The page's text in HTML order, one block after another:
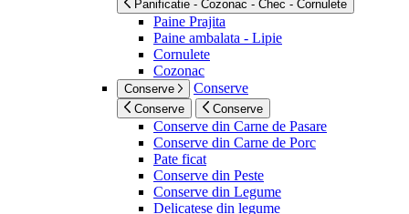
Panificatie - Cozonac - Chec - Cornulete
Paine Prajita
Paine ambalata - Lipie
Cornulete
Cozonac
Conserve Conserve
Conserve Conserve
Conserve din Carne de Pasare
Conserve din Carne de Porc
Pate ficat
Conserve din Peste
Conserve din Legume
Delicatese din legume